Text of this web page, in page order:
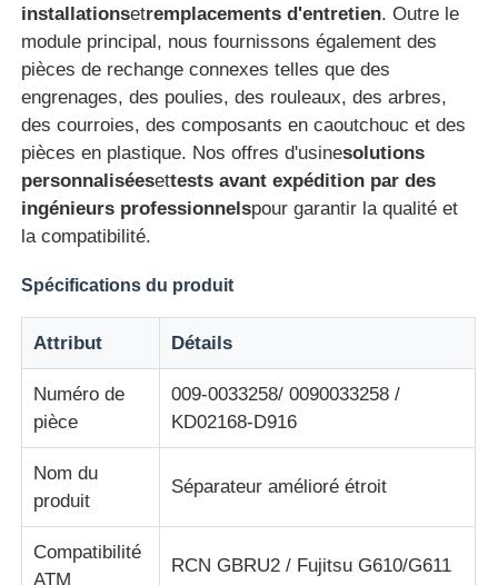
Aperçu
Produits
Vidéos
Visite d'usine
Contrôle de la qualité
Contact
installationsetremplacements d'entretien. Outre le
module principal, nous fournissons également des
pièces de rechange connexes telles que des
engrenages, des poulies, des rouleaux, des arbres,
des courroies, des composants en caoutchouc et des
pièces en plastique. Nos offres d'usinesolutions
personnaliséesettests avant expédition par des
ingénieurs professionnelspour garantir la qualité et
la compatibilité.
Spécifications du produit
Attribut Détails
Numéro de
pièce
009-0033258/ 0090033258 /
KD02168-D916
Nom du
produit
Séparateur amélioré étroit
Compatibilité
ATM
RCN GBRU2 / Fujitsu G610/G611